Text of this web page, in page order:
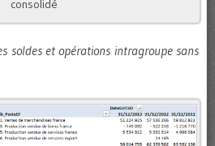
consolidé
soldes et opérations intragroupe sans